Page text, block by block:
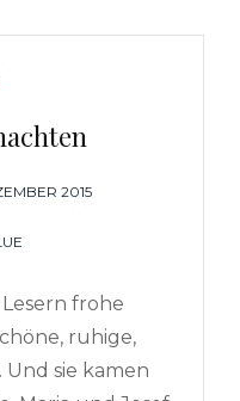
2015
frohe
ruhige,
sie kamen